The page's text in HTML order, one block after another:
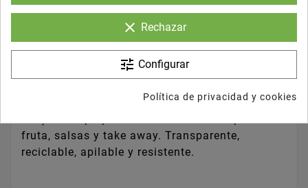
Detalles del producto
Envase redondo Deli RPET 8oz/230ml (Ø117
fruta, salsas y take away. Transparente,
reciclable, apilable y resistente.
clear Rechazar
tune Configurar
Política de privacidad y cookies